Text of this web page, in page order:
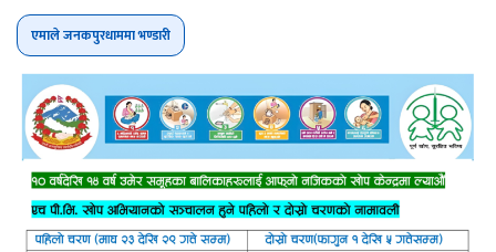
एमाले जनकपुरधाममा भण्डारी